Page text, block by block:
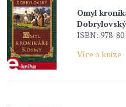
Omyl
Dobrylovský
ISBN: 978-
Více o knize